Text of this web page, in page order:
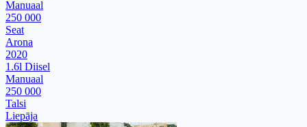
Manuaal
250 000
Seat
Arona
2020
1.6l Diisel
Manuaal
250 000
Talsi
Liepāja